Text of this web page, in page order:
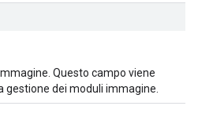
Questo campo viene
dei moduli immagine.